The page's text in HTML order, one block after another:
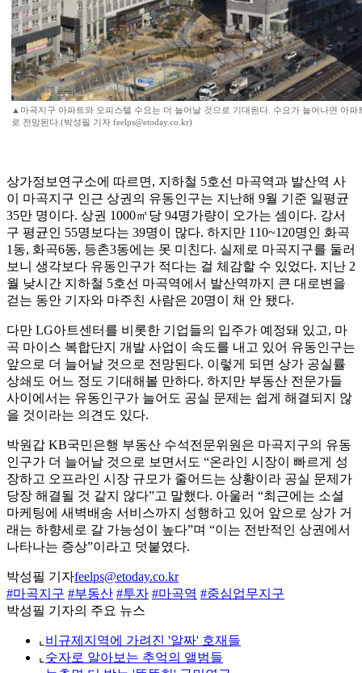
▲마곡지구 아파트와 오피스텔 수요는 더 늘어날 것으로 기대된다. 수요가 늘어나면 아
로 전망된다.(박성필 기자 feelps@etoday.co.kr)
상가정보연구소에 따르면, 지하철 5호선 마곡역과 발산역 사
이 마곡지구 인근 상권의 유동인구는 지난해 9월 기준 일평균
35만 명이다. 상권 1000㎡당 94명가량이 오가는 셈이다. 강서
구 평균인 55명보다는 39명이 많다. 하지만 110~120명인 화곡
1동, 화곡6동, 등촌3동에는 못 미친다. 실제로 마곡지구를 둘러
보니 생각보다 유동인구가 적다는 걸 체감할 수 있었다. 지난 2
월 낮시간 지하철 5호선 마곡역에서 발산역까지 큰 대로변을
걷는 동안 기자와 마주친 사람은 20명이 채 안 됐다.
다만 LG아트센터를 비롯한 기업들의 입주가 예정돼 있고, 마
곡 마이스 복합단지 개발 사업이 속도를 내고 있어 유동인구는
앞으로 더 늘어날 것으로 전망된다. 이렇게 되면 상가 공실률
상쇄도 어느 정도 기대해볼 만하다. 하지만 부동산 전문가들
사이에서는 유동인구가 늘어도 공실 문제는 쉽게 해결되지 않
을 것이라는 의견도 있다.
박원갑 KB국민은행 부동산 수석전문위원은 마곡지구의 유동
인구가 더 늘어날 것으로 보면서도 “온라인 시장이 빠르게 성
장하고 오프라인 시장 규모가 줄어드는 상황이라 공실 문제가
당장 해결될 것 같지 않다”고 말했다. 아울러 “최근에는 소셜
마케팅에 새벽배송 서비스까지 성행하고 있어 앞으로 상가 거
래는 하향세로 갈 가능성이 높다”며 “이는 전반적인 상권에서
나타나는 증상”이라고 덧붙였다.
박성필 기자feelps@etoday.co.kr
#마곡지구 #부동산 #투자 #마곡역 #중심업무지구
박성필 기자의 주요 뉴스
⌞ 비규제지역에 가려진 '알짜' 호재들
⌞ 숫자로 알아보는 추억의 앨범들